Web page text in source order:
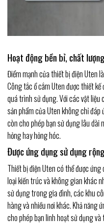
Hoạt động bền bỉ, chất
Điểm mạnh của thiết bị điện Uten
Công tắc ổ cắm Uten được thiết
quá trình sử dụng. Với các vật
sản phẩm của Uten không chỉ đáp
còn cho phép bạn sử dụng lâu dài
hỏng hay hỏng hóc.
Được ứng dụng sử dụng
Thiết bị điện Uten có thể được
loại kiến trúc và không gian khác
sử dụng trong gia đình, các khu
hàng và nhiều nơi khác. Khả năng
cho phép bạn linh hoạt sử dụng